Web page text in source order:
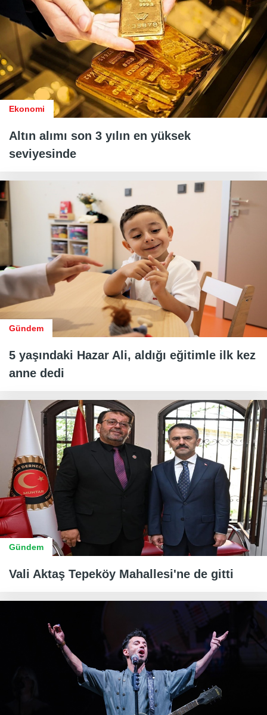
Ekonomi
Altın alımı son 3 yılın en yüksek
seviyesinde
Gündem
5 yaşındaki Hazar Ali, aldığı eğitimle ilk kez
anne dedi
Gündem
Vali Aktaş Tepeköy Mahallesi'ne de gitti